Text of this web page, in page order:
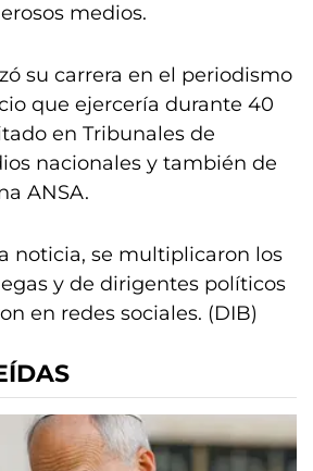
medios.
su carrera en el periodismo
que ejercería durante 40
en Tribunales de
nacionales y también de
ANSA.
noticia, se multiplicaron los
y de dirigentes políticos
en redes sociales. (DIB)